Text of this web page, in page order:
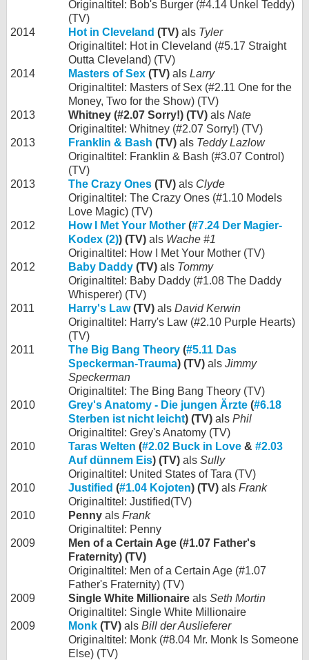
Originaltitel: Bob's Burger (#4.14 Unkel Teddy)
(TV)
2014
Hot in Cleveland (TV) als Tyler
Originaltitel: Hot in Cleveland (#5.17 Straight
Outta Cleveland) (TV)
2014
Masters of Sex (TV) als Larry
Originaltitel: Masters of Sex (#2.11 One for the
Money, Two for the Show) (TV)
2013
Whitney (#2.07 Sorry!) (TV) als Nate
Originaltitel: Whitney (#2.07 Sorry!) (TV)
2013
Franklin & Bash (TV) als Teddy Lazlow
Originaltitel: Franklin & Bash (#3.07 Control)
(TV)
2013
The Crazy Ones (TV) als Clyde
Originaltitel: The Crazy Ones (#1.10 Models
Love Magic) (TV)
2012
How I Met Your Mother (#7.24 Der Magier-
Kodex (2)) (TV) als Wache #1
Originaltitel: How I Met Your Mother (TV)
2012
Baby Daddy (TV) als Tommy
Originaltitel: Baby Daddy (#1.08 The Daddy
Whisperer) (TV)
2011
Harry's Law(TV) als David Kerwin
Originaltitel: Harry's Law (#2.10 Purple Hearts)
(TV)
2011
The Big Bang Theory (#5.11 Das
Speckerman-Trauma) (TV) als Jimmy
Speckerman
Originaltitel: The Bing Bang Theory (TV)
2010
Grey's Anatomy - Die jungen Ärzte (#6.18
Sterben ist nicht leicht) (TV) als Phil
Originaltitel: Grey's Anatomy (TV)
2010
Taras Welten (#2.02 Buck in Love & #2.03
Auf dünnem Eis) (TV) als Sully
Originaltitel: United States of Tara (TV)
2010
Justified (#1.04 Kojoten) (TV) als Frank
Originaltitel: Justified(TV)
2010
Penny als Frank
Originaltitel: Penny
2009
Men of a Certain Age (#1.07 Father's
Fraternity) (TV)
Originaltitel: Men of a Certain Age (#1.07
Father's Fraternity) (TV)
2009
Single White Millionaire als Seth Mortin
Originaltitel: Single White Millionaire
2009
Monk (TV) als Bill der Auslieferer
Originaltitel: Monk (#8.04 Mr. Monk Is Someone
Else) (TV)